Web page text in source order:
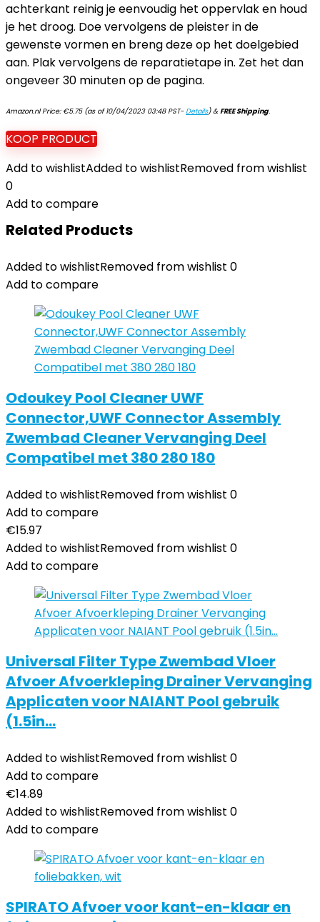
achterkant reinig je eenvoudig het oppervlak en houd
je het droog. Doe vervolgens de pleister in de
gewenste vormen en breng deze op het doelgebied
aan. Plak vervolgens de reparatietape in. Zet het dan
ongeveer 30 minuten op de pagina.
Amazon.nl Price: €5.75(as of 10/04/2023 03:48 PST-Details)&FREE Shipping.
KOOP PRODUCT
Add to wishlistAdded to wishlistRemoved from wishlist
0
Add to compare
Related Products
Added to wishlistRemoved from wishlist 0
Add to compare
Odoukey Pool Cleaner UWF
Connector,UWF Connector Assembly
Zwembad Cleaner Vervanging Deel
Compatibel met 380 280 180
Added to wishlistRemoved from wishlist 0
Add to compare
€15.97
Added to wishlistRemoved from wishlist 0
Add to compare
Universal Filter Type Zwembad Vloer
Afvoer Afvoerkleping Drainer Vervanging
Applicaten voor NAIANT Pool gebruik
(1.5in…
Added to wishlistRemoved from wishlist 0
Add to compare
€14.89
Added to wishlistRemoved from wishlist 0
Add to compare
SPIRATO Afvoer voor kant-en-klaar en